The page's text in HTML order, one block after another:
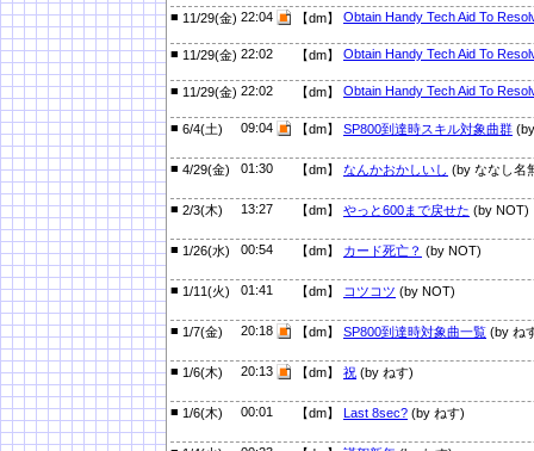
■ 11/29(金) 22:04 【dm】 Obtain Handy Tech Aid To
■ 11/29(金) 22:02 【dm】 Obtain Handy Tech Aid To
■ 11/29(金) 22:02 【dm】 Obtain Handy Tech Aid To
■ 6/4(土) 09:04 【dm】 SP800到達時スキル対象曲群
■ 4/29(金) 01:30 【dm】 なんかおかしいし (by ななし名
■ 2/3(木) 13:27 【dm】 やっと600まで戻せた (by NOT)
■ 1/26(水) 00:54 【dm】 カード死亡？ (by NOT)
■ 1/11(火) 01:41 【dm】 コツコツ (by NOT)
■ 1/7(金) 20:18 【dm】 SP800到達時対象曲一覧 (by ね
■ 1/6(木) 20:13 【dm】 祝 (by ねす)
■ 1/6(木) 00:01 【dm】 Last 8sec? (by ねす)